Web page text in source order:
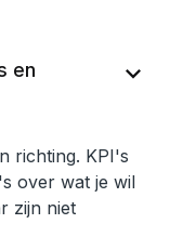
en
expand_more
richting. KPI's
over wat je wil
zijn niet